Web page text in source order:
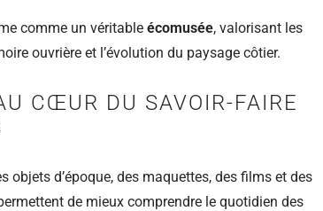
comme un véritable écomusée, valorisant les
ouvrière et l’évolution du paysage côtier.
CŒUR DU SAVOIR‑FAIRE
objets d’époque, des maquettes, des films et des
de mieux comprendre le quotidien des